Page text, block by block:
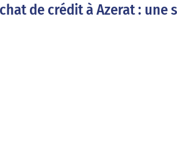
de crédit à Azerat :